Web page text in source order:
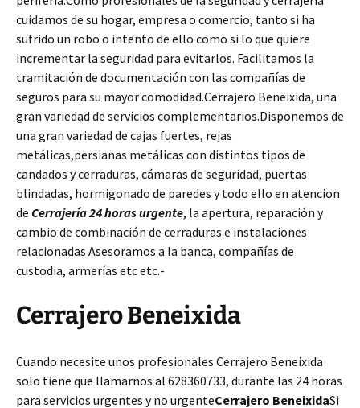
cuidamos de su hogar, empresa o comercio, tanto si ha
sufrido un robo o intento de ello como si lo que quiere
incrementar la seguridad para evitarlos. Facilitamos la
tramitación de documentación con las compañías de
seguros para su mayor comodidad.Cerrajero Beneixida, una
gran variedad de servicios complementarios.Disponemos de
una gran variedad de cajas fuertes, rejas
metálicas,persianas metálicas con distintos tipos de
candados y cerraduras, cámaras de seguridad, puertas
blindadas, hormigonado de paredes y todo ello en atencion
de Cerrajería 24 horas urgente, la apertura, reparación y
cambio de combinación de cerraduras e instalaciones
relacionadas Asesoramos a la banca, compañías de
custodia, armerías etc etc.-
Cerrajero Beneixida
Cuando necesite unos profesionales Cerrajero Beneixida
solo tiene que llamarnos al 628360733, durante las 24 horas
para servicios urgentes y no urgenteCerrajero BeneixidaSi